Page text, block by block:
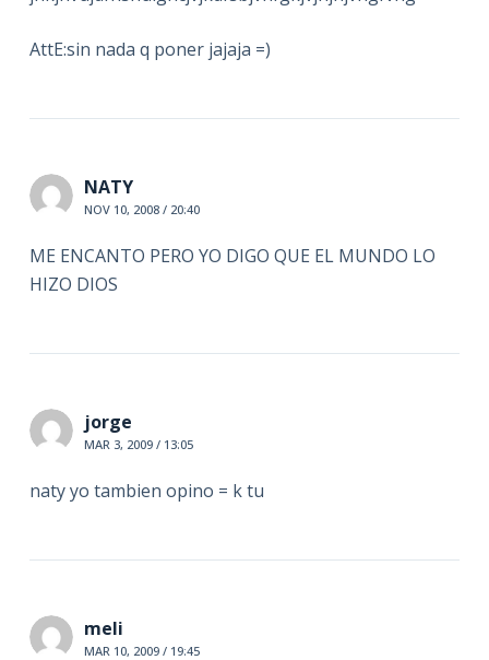
AttE:sin nada q poner jajaja =)
NATY
NOV 10, 2008 / 20:40
ME ENCANTO PERO YO DIGO QUE EL MUNDO LO
HIZO DIOS
jorge
MAR 3, 2009 / 13:05
naty yo tambien opino = k tu
meli
MAR 10, 2009 / 19:45